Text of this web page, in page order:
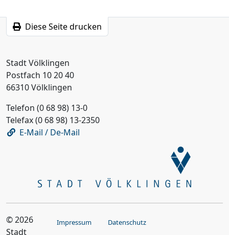
Diese Seite drucken
Stadt Völklingen
Postfach 10 20 40
66310 Völklingen
Telefon (0 68 98) 13-0
Telefax (0 68 98) 13-2350
E-Mail / De-Mail
© 2026
Stadt
Impressum Datenschutz